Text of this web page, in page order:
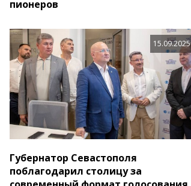
пионеров
15.09.2025
Губернатор Севастополя
поблагодарил столицу за